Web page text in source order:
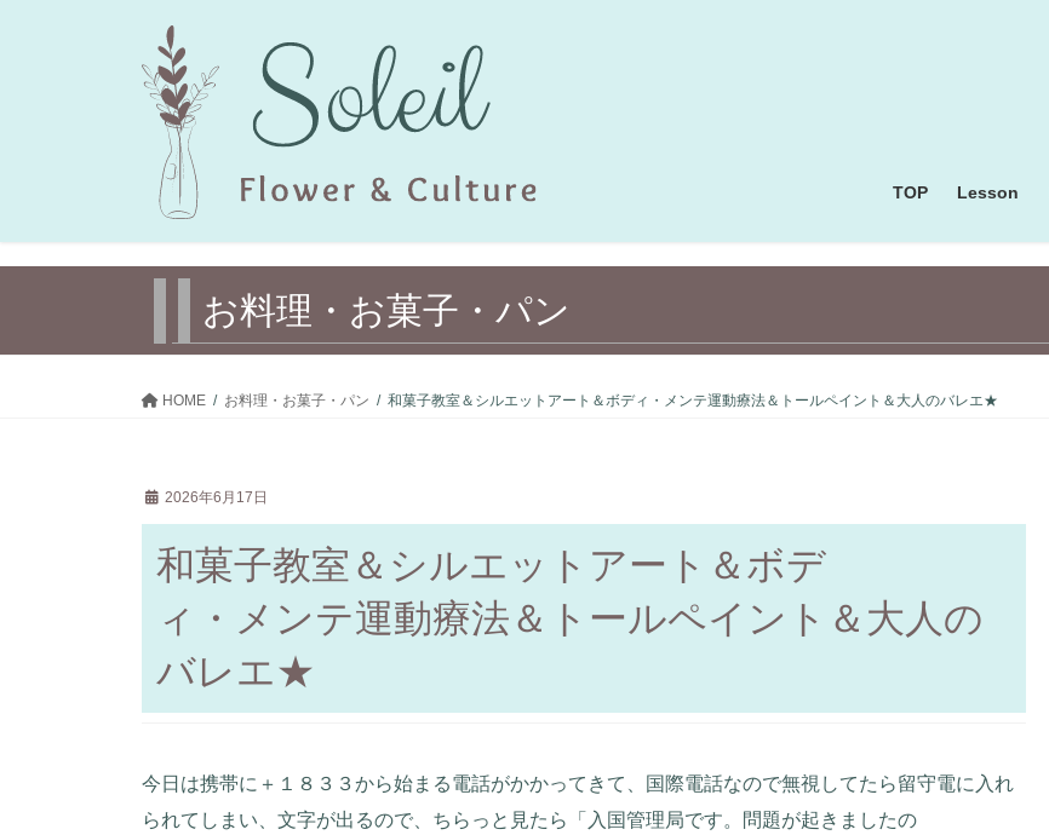
ッ
移
TOP Lesson
お料理・お菓子・パン
HOME お料理・お菓子・パン 和菓子教室＆シルエットアート＆ボディ・メンテ運動療法＆トールペイント＆大人のバレエ★
2026年6月17日
和菓子教室＆シルエットアート＆ボデ
ィ・メンテ運動療法＆トールペイント＆大人の
バレエ★
今日は携帯に＋１８３３から始まる電話がかかってきて、国際電話なので無視してたら留守電に入れ
られてしまい、文字が出るので、ちらっと見たら「入国管理局です。問題が起きましたの